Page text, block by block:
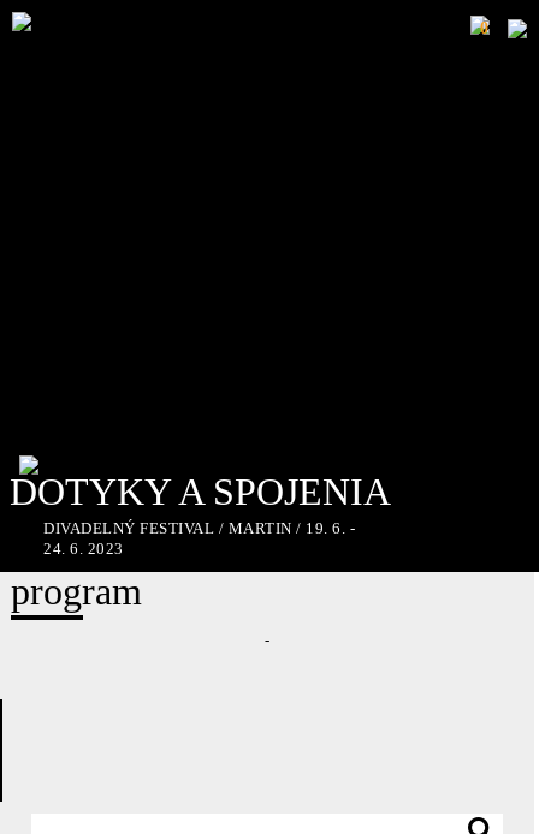
0
DOTYKY A SPOJENIA
DIVADELNÝ FESTIVAL / MARTIN / 19. 6. -
24. 6. 2023
program
-